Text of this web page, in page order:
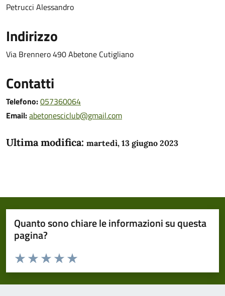
Petrucci Alessandro
Indirizzo
Via Brennero 490 Abetone Cutigliano
Contatti
Telefono:057360064
Email:abetonesciclub@gmail.com
Ultima modifica: martedì, 13 giugno 2023
Quanto sono chiare le informazioni su questa
pagina?
Domanda
Valuta da 1 a 5 stelle la pagina
Valuta 5 stelle su 5
Valuta 4 stelle su 5
Valuta 3 stelle su 5
Valuta 2 stelle su 5
Valuta 1 stelle su 5